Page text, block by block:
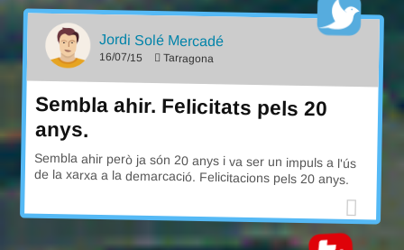
Jordi Solé Mercadé
16/07/15 Tarragona
Sembla ahir. Felicitats pels 20
anys.
Sembla ahir però ja són 20 anys i va ser un impuls a l'ús
de la xarxa a la demarcació. Felicitacions pels 20 anys.